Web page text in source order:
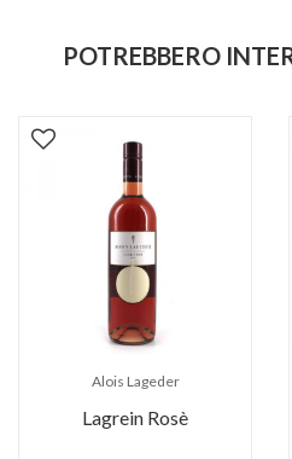
POTREBBERO
Alois Lageder
Lagrein Rosè